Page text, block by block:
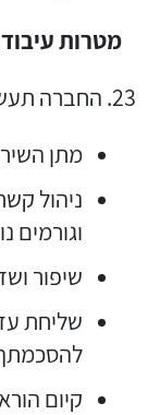
מטרות
החברה
מתן
ניהול
וגורמים
שיפור
שליחת
קיום